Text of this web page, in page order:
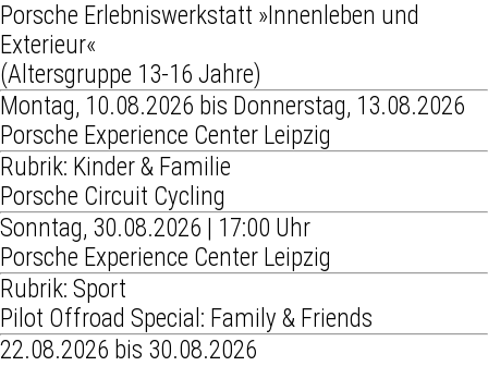
Porsche Erlebniswerkstatt »Innenleben und
Exterieur«
(Altersgruppe 13-16 Jahre)
Montag, 10.08.2026 bis Donnerstag, 13.08.2026
Porsche Experience Center Leipzig
Rubrik: Kinder & Familie
Porsche Circuit Cycling
Sonntag, 30.08.2026 | 17:00 Uhr
Porsche Experience Center Leipzig
Rubrik: Sport
Pilot Offroad Special: Family & Friends
22.08.2026 bis 30.08.2026